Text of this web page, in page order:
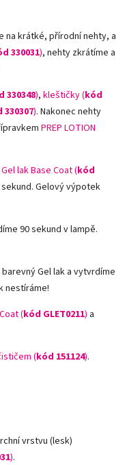
na krátké, přírodní nehty, a
330031), nehty zkrátíme a
330348), kleštičky (kód
330307). Nakonec nehty
PREP LOTION
Gel lak Base Coat (kód
Gelový výpotek
90 sekund v lampě.
Gel lak a vytvrdíme
nestíráme!
(kód GLET0211) a
(kód 151124).
vrstvu (lesk)
).